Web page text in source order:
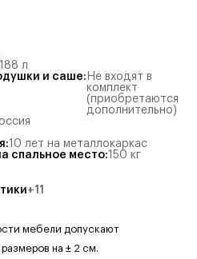
188 л
и саше: Не входят в
комплект
(приобретаются
дополнительно)
:10 лет на металлокаркас
спальное место:150 кг
+11
мебели допускают
на ± 2 см.